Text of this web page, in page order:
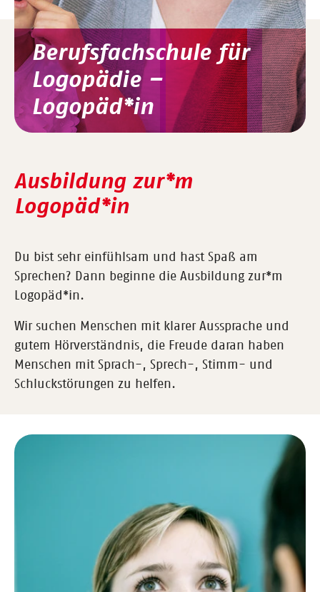
Berufsfachschule für
Logopädie –
Logopäd*in
Ausbildung zur*m
Logopäd*in
Du bist sehr einfühlsam und hast Spaß am
Sprechen? Dann beginne die Ausbildung zur*m
Logopäd*in.
Wir suchen Menschen mit klarer Aussprache und
gutem Hörverständnis, die Freude daran haben
Menschen mit Sprach-, Sprech-, Stimm- und
Schluckstörungen zu helfen.